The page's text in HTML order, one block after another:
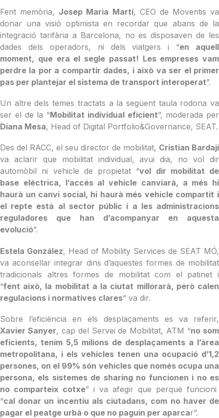
Fent memòria, Josep Maria Martí, CEO de Moventis va
donar una visió optimista en recordar que abans de la
integració tarifària a Barcelona, no es disposaven de les
dades dels operadors, ni dels viatgers i “en aquell
moment, que era el segle passat! Les empreses vam
perdre la por a compartir dades, i això va ser el primer
pas per plantejar el sistema de transport interoperat”.
Un altre dels temes tractats a la següent taula rodona va
ser el de la “Mobilitat individual eficient”, moderada per
Diana Mesa, Head of Digital Portfolio&Governance, SEAT.
Des del RACC, el seu director de mobilitat, Cristian Bardají
va aclarir que mobilitat individual, avui dia, no vol dir
automòbil ni vehicle de propietat “vol dir mobilitat de
base elèctrica, l’accés al vehicle canviarà, a més hi
haurà un canvi social, hi haurà més vehicle compartit i
el repte està al sector públic i a les administracions
reguladores que han d’acompanyar en aquesta
evolució”.
Estela González, Head of Mobility Services de SEAT MÓ,
va aconsellar integrar dins d’aquestes formes de mobilitat
tradicionals altres formes de mobilitat com el patinet i
“fent això, la mobilitat a la ciutat millorarà, però calen
regulacions i normatives clares“ va dir.
Sobre l’eficiència en els desplaçaments es va referir,
Xavier Sanyer, cap del Servei de Mobilitat, ATM “no som
eficients, tenim 5,5 milions de desplaçaments a l’àrea
metropolitana, i els vehicles tenen una ocupació d’1,2
persones, on el 99% són vehicles que només ocupa una
persona, els sistemes de sharing no funcionen i no es
no comparteix cotxe” i va afegir que perquè funcioni
“cal donar un incentiu als ciutadans, com no haver de
pagar el peatge urbà o que no paguin per aparcar”.